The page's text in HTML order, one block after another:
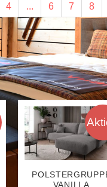
4 ... 6 7 8
VANILLA